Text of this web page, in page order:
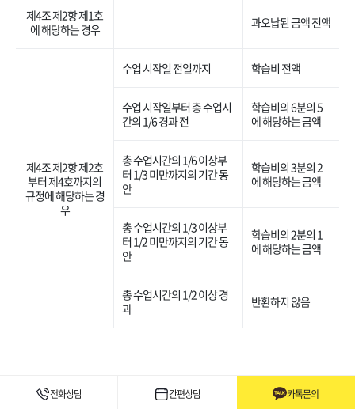
제4조 제2항 제1호
에 해당하는 경우
과오납된 금액 전액
제4조 제2항 제2호
부터 제4호까지의
규정에 해당하는 경
우
수업 시작일 전일까지 학습비 전액
수업 시작일부터 총 수업시
간의 1/6 경과 전
학습비의 6분의 5
에 해당하는 금액
총 수업시간의 1/6 이상부
터 1/3 미만까지의 기간 동
안
학습비의 3분의 2
에 해당하는 금액
총 수업시간의 1/3 이상부
터 1/2 미만까지의 기간 동
안
학습비의 2분의 1
에 해당하는 금액
총 수업시간의 1/2 이상 경
과
반환하지 않음
전화상담 간편상담 카톡문의